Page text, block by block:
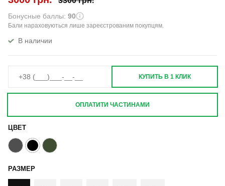
Бонусные баллы: 90
Бали нараховуються лише зареєстрованим покупцям.
В наличии
ЦВЕТ
РАЗМЕР
КУПИТЬ В 1 КЛИК
ОПЛАТИТИ ЧАСТИНАМИ